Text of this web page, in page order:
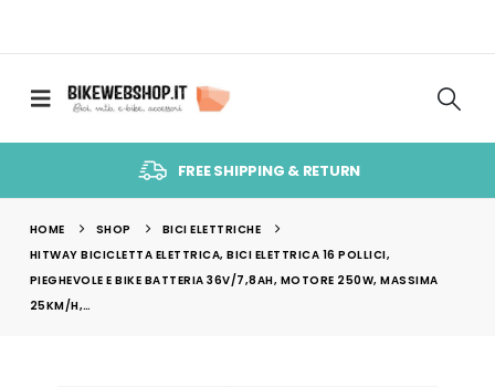
FREE SHIPPING & RETURN
HOME SHOP
BICI ELETTRICHE
HITWAY BICICLETTA ELETTRICA, BICI ELETTRICA 16 POLLICI,
PIEGHEVOLE E BIKE BATTERIA 36V/7,8AH, MOTORE 250W, MASSIMA
25KM/H,…